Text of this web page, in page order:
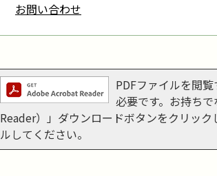
お問い合わせ
PDFファイルを閲
必要です。お持ち
Reader）」ダウンロードボタンをクリッ
ルしてください。